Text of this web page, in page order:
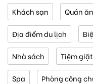
Khách sạn Quán ăn
Địa điểm du lịch
Nhà sách Tiệm
Spa Phòng công